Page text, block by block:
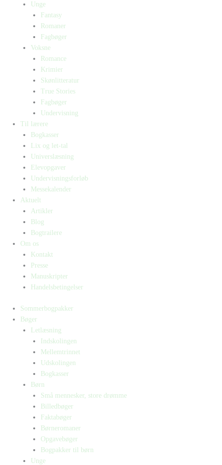
Unge
Fantasy
Romaner
Fagbøger
Voksne
Romance
Krimier
Skønlitteratur
True Stories
Fagbøger
Undervisning
Til lærere
Bogkasser
Lix og let-tal
Universlæsning
Elevopgaver
Undervisningsforløb
Messekalender
Aktuelt
Artikler
Blog
Bogtrailere
Om os
Kontakt
Presse
Manuskripter
Handelsbetingelser
Sommerbogpakker
Bøger
Letlæsning
Indskolingen
Mellemtrinnet
Udskolingen
Bogkasser
Børn
Små mennesker, store drømme
Billedbøger
Faktabøger
Børneromaner
Opgavebøger
Bogpakker til børn
Unge